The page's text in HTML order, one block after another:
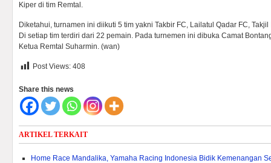
Kiper di tim Remtal.
Diketahui, turnamen ini diikuti 5 tim yakni Takbir FC, Lailatul Qadar FC,
Di setiap tim terdiri dari 22 pemain. Pada turnemen ini dibuka Camat
Ketua Remtal Suharmin. (wan)
Post Views: 408
Share this news
ARTIKEL TERKAIT
Home Race Mandalika, Yamaha Racing Indonesia Bidik Kemenangan